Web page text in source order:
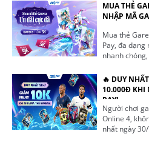
biệt khi mua
game thả ga
Ưu đãi hấp
MUA THẺ
NHẬP MÃ
Mua thẻ
Pay, đa dạng
nhanh
Fire, Liên
🔥 DUY
10.000Đ KHI
PAY!
Người chơi
Online 4,
nhất ngày